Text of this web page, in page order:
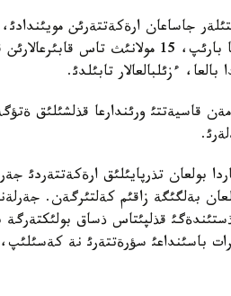
جاساعان ارةكةتتةرئن
كولئككة ءمئنئپ، مذسئلمان زيراتئنا بارئپ،
بالعا، ءزئلبالعالار تابئلدئ.
مةن قاسيةتتئ ورئندارعا قذلشئلئق
بولعان تذرپايئلئق ارةكةتتةردئ
31 قابئرگة قويئلعان بةلگئگة زاقئم
قذلپئتاس ذساق بولئكتةرگة
باسئنداعئ سؤرةتتةرئ نة